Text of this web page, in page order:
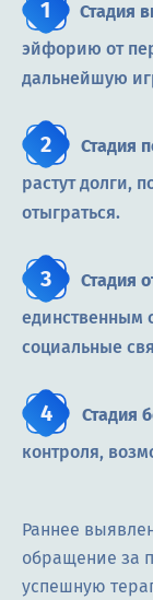
Стадия
эйфорию от
дальнейшую
Стадия
растут долги,
отыграться.
Стадия
единственным
социальные
Стадия
контроля,
Раннее
обращение за
успешную